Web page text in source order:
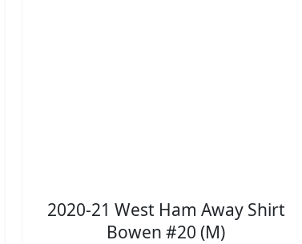
2020-21 West Ham Away Shirt
Bowen #20 (M)